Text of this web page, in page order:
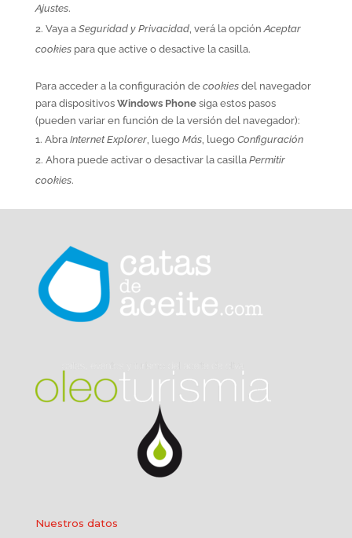
Ajustes.
Vaya a Seguridad y Privacidad, verá la opciónAceptar
cookiespara que active o desactive la casilla.
Para acceder a la configuración de cookiesdel navegador
para dispositivos Windows Phonesiga estos pasos
(pueden variar en función de la versión del navegador):
Abra Internet Explorer, luego Más, luego Configuración
Ahora puede activar o desactivar la casilla Permitir
cookies.
Nuestros datos